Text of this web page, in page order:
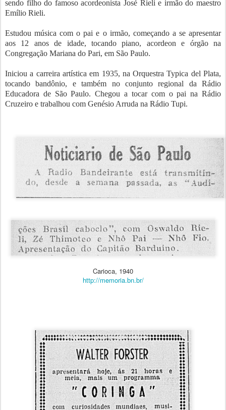
sendo filho do famoso acordeonista José Rieli e irmão do maestro
Emílio Rieli.
Estudou música com o pai e o irmão, começando a se apresentar
aos 12 anos de idade, tocando piano, acordeon e órgão na
Congregação Mariana do Pari, em São Paulo.
Iniciou a carreira artística em 1935, na Orquestra Typica del Plata,
tocando bandônio, e também no conjunto regional da Rádio
Educadora de São Paulo. Chegou a tocar com o pai na Rádio
Cruzeiro e trabalhou com Genésio Arruda na Rádio Tupi.
Carioca, 1940
http://memoria.bn.br/